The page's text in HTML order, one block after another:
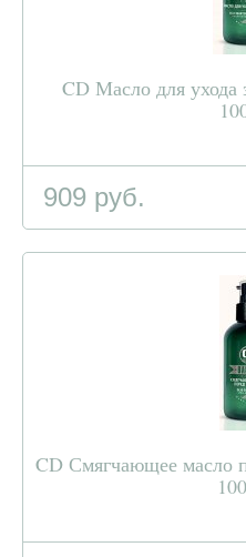
CD Масло для ухода
909 руб.
CD Смягчающее масло